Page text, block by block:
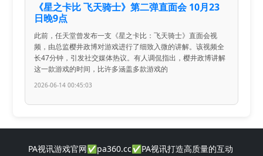
《星之卡比 飞天骑士》第二弹直面会 10月23
日晚9点
此前，任天堂曾发布一支《星之卡比：飞天骑士》直面会视
频，由总监樱井政博对游戏进行了细致入微的讲解。该视频全
长47分钟，引发社交媒体热议。有人调侃指出，樱井政博讲解
这一款游戏的时间，比许多涵盖多款游戏的
2026-06-14 00:45:03
PA视讯游戏官网✅pa360.cc✅PA视讯打造高质量的互动